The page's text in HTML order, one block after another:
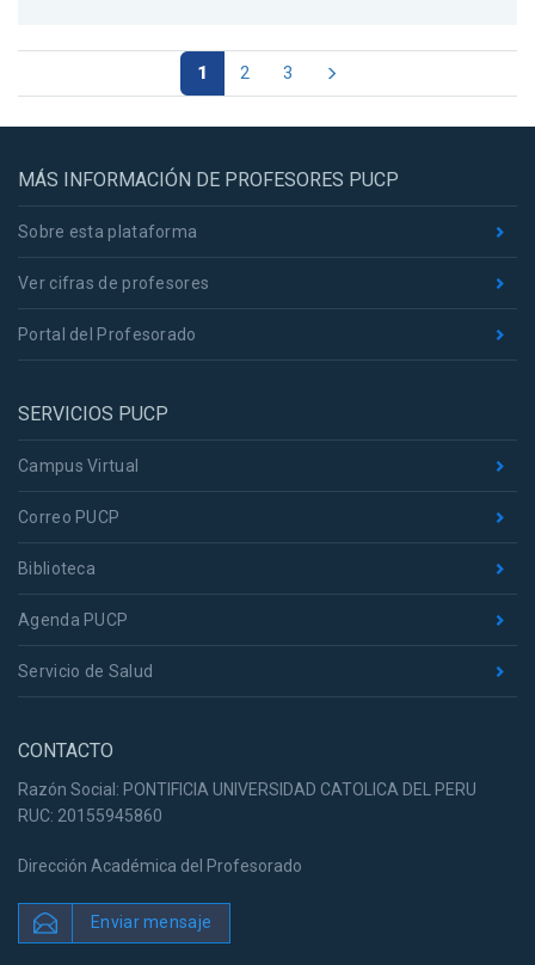
1 2 3
MÁS INFORMACIÓN DE PROFESORES PUCP
Sobre esta plataforma
Ver cifras de profesores
Portal del Profesorado
SERVICIOS PUCP
Campus Virtual
Correo PUCP
Biblioteca
Agenda PUCP
Servicio de Salud
CONTACTO
Razón Social: PONTIFICIA UNIVERSIDAD CATOLICA DEL PERU
RUC: 20155945860
Dirección Académica del Profesorado
Enviar mensaje